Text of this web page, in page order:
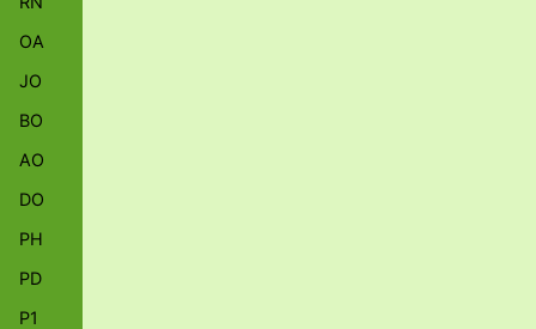
OA
JO
BO
AO
DO
PH
PD
P1